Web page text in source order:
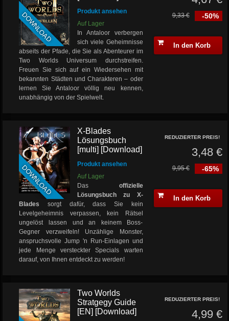
DOWNLOAD
Produkt ansehen
Auf Lager
In Antaloor verbergen
sich viele Geheimnisse
abseits der Pfade, die Sie als Abenteurer im
Two Worlds Universum durchstreifen.
Freuen Sie sich auf ein Wiedersehen mit
bekannten Städten und Charakteren – oder
lernen Sie Antaloor völlig neu kennen,
unabhängig von der Spielwelt.
-50%
9,33 €
In den Korb
DOWNLOAD
X-Blades
Lösungsbuch
[multi] [Download]
Produkt ansehen
Auf Lager
Das offizielle
Lösungsbuch zu X-
Blades
sorgt dafür, dass Sie kein
Levelgeheimnis verpassen, kein Rätsel
ungelöst lassen und an keinem Boss-
Gegner verzweifeln! Unzählige Monster,
anspruchsvolle Jump 'n Run-Einlagen und
jede Menge versteckter Specials warten
darauf, von Ihnen entdeckt zu werden!
REDUZIERTER PREIS!
3,48 €
-65%
9,95 €
In den Korb
Two Worlds
Stratgegy Guide
[EN] [Download]
REDUZIERTER PREIS!
4,99 €